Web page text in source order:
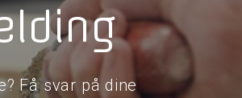
Få svar på dine